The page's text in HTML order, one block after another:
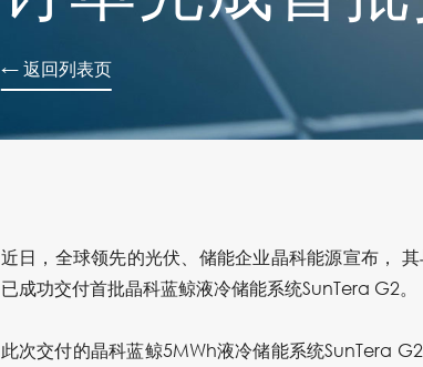
← 返回列表页
近日，全球领先的光伏、储能企业晶科能源宣布，
已成功交付首批晶科蓝鲸液冷储能系统SunTera G2。
此次交付的晶科蓝鲸5MWh液冷储能系统SunTera